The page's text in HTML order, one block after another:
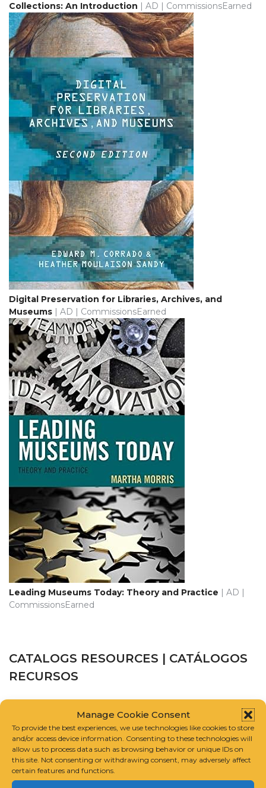
Manage Cookie Consent
To provide the best experiences, we use technologies like cookies to store
and/or access device information. Consenting to these technologies will
allow us to process data such as browsing behavior or unique IDs on
this site. Not consenting or withdrawing consent, may adversely affect
certain features and functions.
Collections: An Introduction
| AD | CommissionsEarned
Digital Preservation for Libraries, Archives, and
Museums | AD | CommissionsEarned
Leading Museums Today: Theory and Practice | AD |
CommissionsEarned
CATALOGS RESOURCES | CATÁLOGOS
RECURSOS
INTERNATIONAL FOUNDATION FOR ART RESEARCH
GUIDELINES FOR COMPILING A CATALOGUE RAISONNÉ